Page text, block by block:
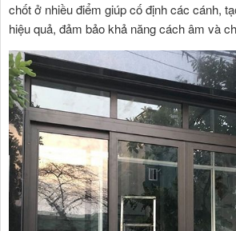
chốt ở nhiều điểm giúp cố định các cánh,
hiệu quả, đảm bảo khả năng cách âm và